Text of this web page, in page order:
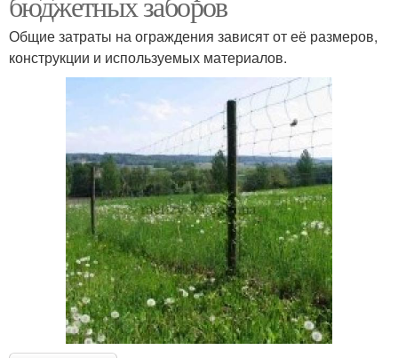
Общие затраты на ограждения зависят от её размеров,
конструкции и используемых материалов.